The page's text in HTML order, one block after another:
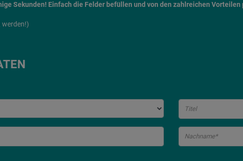
Sekunden! Einfach die Felder befüllen und von den zahlreichen
werden!)
Titel
Nachname*